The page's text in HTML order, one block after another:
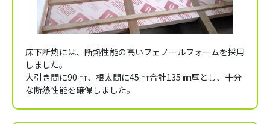
床下断熱には、断熱性能の高いフェノールフォームを採用
しました。
大引き間に90 ㎜、根太間に45 ㎜合計135 ㎜厚とし、十分
な断熱性能を確保しました。